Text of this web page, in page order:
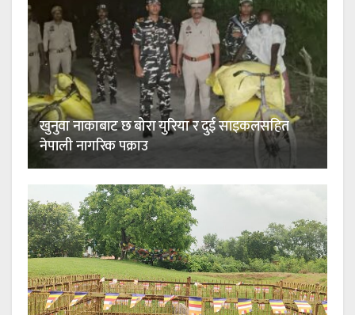
खुनुवा नाकाबाट छ बोरा युरिया र दुई साइकलसहित
नेपाली नागरिक पक्राउ